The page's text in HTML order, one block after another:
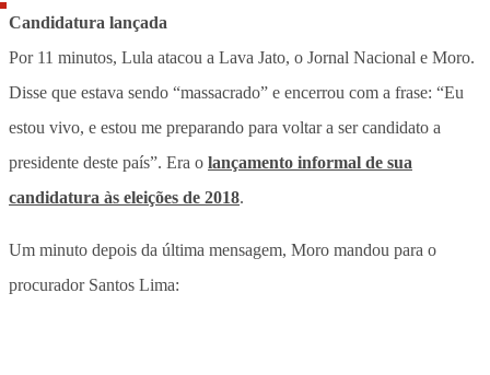
Candidatura lançada
Por 11 minutos, Lula atacou a Lava Jato, o Jornal Nacional e Moro.
Disse que estava sendo “massacrado” e encerrou com a frase: “Eu
estou vivo, e estou me preparando para voltar a ser candidato a
presidente deste país”. Era o lançamento informal de sua
candidatura às eleições de 2018.
Um minuto depois da última mensagem, Moro mandou para o
procurador Santos Lima: